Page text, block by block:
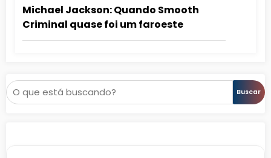
Michael Jackson: Quando Smooth
Criminal quase foi um faroeste
Pesquisar Buscar